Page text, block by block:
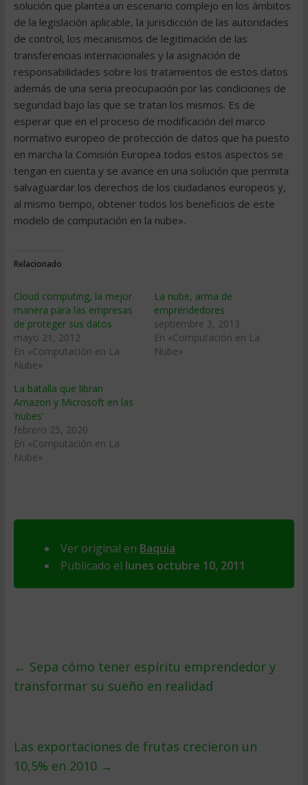
solución que plantea un escenario complejo en los ámbitos
de la legislación aplicable, la jurisdicción de las autoridades
de control, los mecanismos de legitimación de las
transferencias internacionales y la asignación de
responsabilidades sobre los tratamientos de estos datos
además de una seria preocupación por las condiciones de
seguridad bajo las que se tratan los mismos. Es de
esperar que en el proceso de modificación del marco
normativo europeo de protección de datos que ha puesto
en marcha la Comisión Europea todos estos aspectos se
tengan en cuenta y se avance en una solución que permita
salvaguardar los derechos de los ciudadanos europeos y,
al mismo tiempo, obtener todos los beneficios de este
modelo de computación en la nube».
Relacionado
Cloud computing, la mejor
manera para las empresas
de proteger sus datos
mayo 21, 2012
En «Computación en La
Nube»
La nube, arma de
emprendedores
septiembre 3, 2013
En «Computación en La
Nube»
La batalla que libran
Amazon y Microsoft en las
‘nubes’
febrero 25, 2020
En «Computación en La
Nube»
Ver original en Baquia
Publicado el lunes octubre 10, 2011
← Sepa cómo tener espíritu emprendedor y
transformar su sueño en realidad
Las exportaciones de frutas crecieron un
10,5% en 2010 →